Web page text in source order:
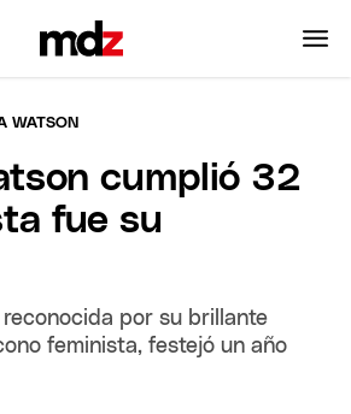
WATSON
cumplió 32
fue su
por su brillante
feminista, festejó un año